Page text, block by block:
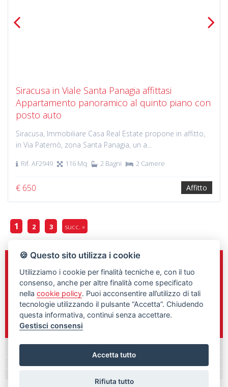
Siracusa in Viale Santa Panagia affittasi
Appartamento panoramico al quinto piano con
posto auto
Siracusa, Immobiliare Casa Real Estate propone in affitto,
in Via Paternò, zona Santa Panagia, un a...
Rif. AF2949 116 Mq 2 Bagni 2 Camere
€ 650 Affitto
1 2 3 succ. »
Sede e Direzione
C.so Gelone n.148
Siracusa, 96100
0931/461760
348/9897292
Palazzolo Acreide
🍪 Questo sito utilizza i cookie
Utilizziamo i cookie per finalità tecniche e, con il tuo
consenso, anche per altre finalità come specificato
nellacookie policy. Puoi acconsentire all’utilizzo di tali
tecnologie utilizzando il pulsante “Accetta”. Chiudendo
questa informativa, continui senza accettare.
Gestisci consensi
Accetta tutto
Rifiuta tutto